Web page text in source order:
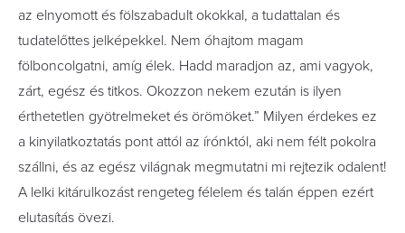
az elnyomott és fölszabadult okokkal, a tudattalan és
tudatelőttes jelképekkel. Nem óhajtom magam
fölboncolgatni, amíg élek. Hadd maradjon az, ami vagyok,
zárt, egész és titkos. Okozzon nekem ezután is ilyen
érthetetlen gyötrelmeket és örömöket.” Milyen érdekes ez
a kinyilatkoztatás pont attól az írónktól, aki nem félt pokolra
szállni, és az egész világnak megmutatni mi rejtezik odalent!
A lelki kitárulkozást rengeteg félelem és talán éppen ezért
elutasítás övezi.